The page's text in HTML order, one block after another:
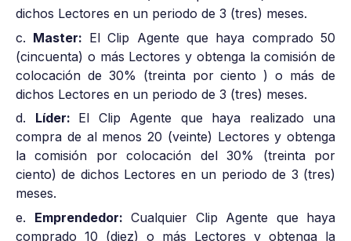
dichos Lectores en un periodo de 3 (tres) meses.
c. Master: El Clip Agente que haya comprado 50
(cincuenta) o más Lectores y obtenga la comisión de
colocación de 30% (treinta por ciento ) o más de
dichos Lectores en un periodo de 3 (tres) meses.
d. Líder: El Clip Agente que haya realizado una
compra de al menos 20 (veinte) Lectores y obtenga
la comisión por colocación del 30% (treinta por
ciento) de dichos Lectores en un periodo de 3 (tres)
meses.
e. Emprendedor: Cualquier Clip Agente que haya
comprado 10 (diez) o más Lectores y obtenga la